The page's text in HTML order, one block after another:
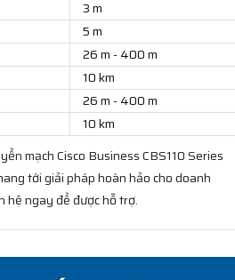
3 m
5 m
26 m - 400 m
10 km
26 m - 400 m
10 km
mạch Cisco Business CBS110 Series
tới giải pháp hoàn hảo cho doanh
hệ ngay để được hỗ trợ.